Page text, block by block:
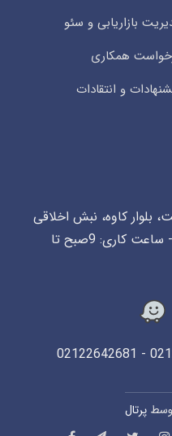
بازاریابی و سئو
همکاری
و انتقادات
بلوار کاوه، نبش اخلاقی
غربی، پلاک29، واحد6، طبقه سوم - ساعت کاری: 9صبح تا
پرتال